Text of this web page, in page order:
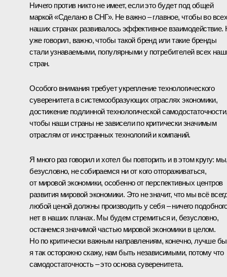
Ничего против никто не имеет, если это будет под общей
маркой «Сделано в СНГ». Не важно – главное, чтобы во
наших странах развивалось эффективное взаимодействие.
уже говорил, важно, чтобы такой бренд или такие бренды
стали узнаваемыми, популярными у потребителей всех
стран.
Особого внимания требует укрепление технологического
суверенитета в системообразующих отраслях экономики,
достижение подлинной технологической
чтобы наши страны не зависели по критически значимым
отраслям от иностранных технологий и компаний.
Я много раз говорил и хотел бы повторить и в этом кругу:
безусловно, не собираемся ни от кого отгораживаться,
от мировой экономики, особенно от перспективных центров
развития мировой экономики. Это не значит, что мы всё
любой ценой должны производить у себя – ничего
нет в наших планах. Мы будем стремиться и, безусловно,
останемся значимой частью мировой экономики в целом.
Но по критически важным направлениям, конечно, лучше
я так осторожно скажу, нам быть независимыми, потому что
самодостаточность – это основа суверенитета.